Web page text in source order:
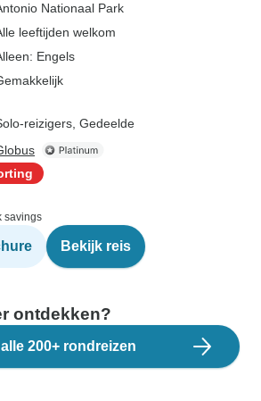
Nationaal Park
leeftijden welkom
Engels
reizigers, Gedeelde
savings
Bekijk reis
ontdekken?
200+ rondreizen